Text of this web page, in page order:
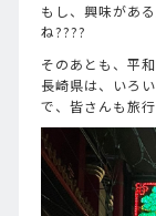
もし、興味があ
ね????
そのあとも、平
長崎県は、いろ
で、皆さんも旅